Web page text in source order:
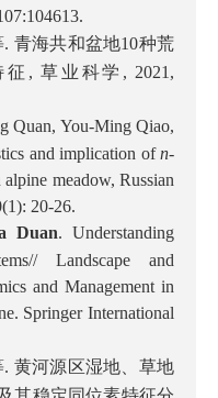
. 青海共和盆地10种荒
征 , 草业科学 , 2021,
Quan, You-Ming Qiao,
and implication ofn-
meadow, Russian
20-26.
Duan. Understanding
Landscape and
and Management in
Springer International
. 黄河源区湿地、草地